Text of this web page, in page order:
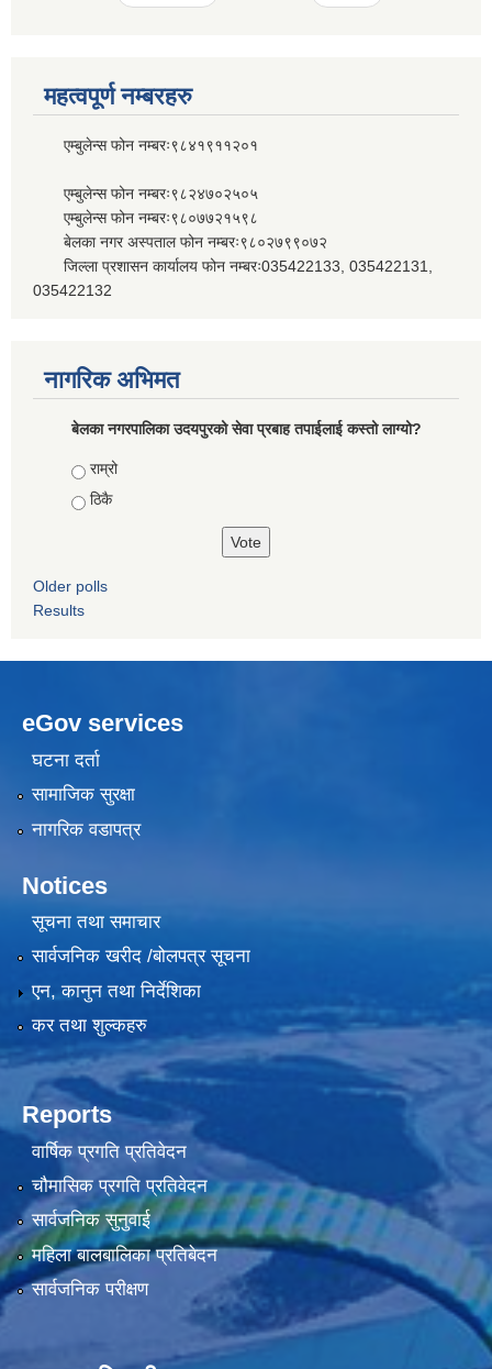
महत्वपूर्ण नम्बरहरु
एम्बुलेन्स फोन नम्बरः९८४१९११२०१
एम्बुलेन्स फोन नम्बरः९८२४७०२५०५
एम्बुलेन्स फोन नम्बरः९८०७७२१५९८
बेलका नगर अस्पताल फोन नम्बरः९८०२७९९०७२
जिल्ला प्रशासन कार्यालय फोन नम्बरः035422133, 035422131,
035422132
नागरिक अभिमत
बेलका नगरपालिका उदयपुरको सेवा प्रबाह तपाईलाई कस्तो लाग्यो?
Choices
राम्रो
ठिकै
Older polls
Results
eGov services
घटना दर्ता
सामाजिक सुरक्षा
नागरिक वडापत्र
Notices
सूचना तथा समाचार
सार्वजनिक खरीद /बोलपत्र सूचना
एन, कानुन तथा निर्देशिका
कर तथा शुल्कहरु
Reports
वार्षिक प्रगति प्रतिवेदन
चौमासिक प्रगति प्रतिवेदन
सार्वजनिक सुनुवाई
महिला बालबालिका प्रतिबेदन
सार्वजनिक परीक्षण